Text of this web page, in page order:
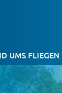
UMS FLIEGEN